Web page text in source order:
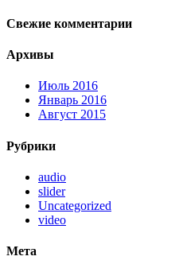
Свежие комментарии
Архивы
Июль 2016
Январь 2016
Август 2015
Рубрики
audio
slider
Uncategorized
video
Мета